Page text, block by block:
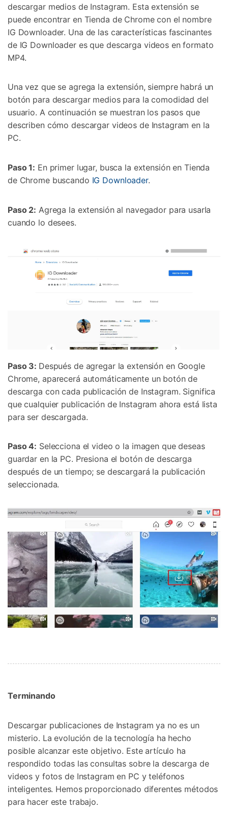
descargar medios de Instagram. Esta extensión se
puede encontrar en Tienda de Chrome con el nombre
IG Downloader. Una de las características fascinantes
de IG Downloader es que descarga videos en formato
MP4.
Una vez que se agrega la extensión, siempre habrá un
botón para descargar medios para la comodidad del
usuario. A continuación se muestran los pasos que
describen cómo descargar videos de Instagram en la
PC.
Paso 1: En primer lugar, busca la extensión en Tienda
de Chrome buscando IG Downloader.
Paso 2: Agrega la extensión al navegador para usarla
cuando lo desees.
Paso 3: Después de agregar la extensión en Google
Chrome, aparecerá automáticamente un botón de
descarga con cada publicación de Instagram. Significa
que cualquier publicación de Instagram ahora está lista
para ser descargada.
Paso 4: Selecciona el video o la imagen que deseas
guardar en la PC. Presiona el botón de descarga
después de un tiempo; se descargará la publicación
seleccionada.
Terminando
Descargar publicaciones de Instagram ya no es un
misterio. La evolución de la tecnología ha hecho
posible alcanzar este objetivo. Este artículo ha
respondido todas las consultas sobre la descarga de
videos y fotos de Instagram en PC y teléfonos
inteligentes. Hemos proporcionado diferentes métodos
para hacer este trabajo.
Controla tu teléfono con Dr.Fone
+50M usuarios y +17 años de confianza
Desbloquea, repara y protege tu teléfono
Abrir App Prueba Online